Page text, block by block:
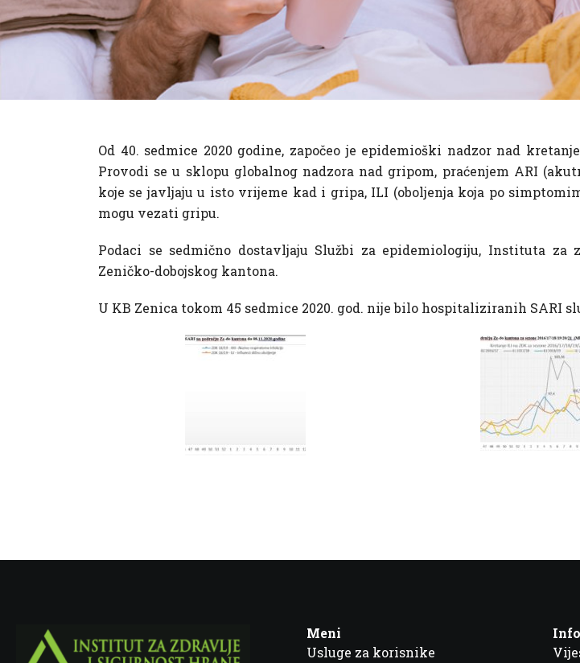
Od 40. sedmice 2020 godine, započeo je epidemioški nadzor nad
Provodi se u sklopu globalnog nadzora nad gripom, praćenjem ARI
koje se javljaju u isto vrijeme kad i gripa, ILI (oboljenja koja po
mogu vezati gripu.
Podaci se sedmično dostavljaju Službi za epidemiologiju, Instituta
Zeničko-dobojskog kantona.
U KB Zenica tokom 45 sedmice 2020. god. nije bilo hospitaliziranih SARI
Meni
Usluge za korisnike